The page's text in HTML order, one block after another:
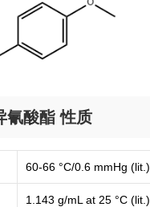
氰酸酯 性质
60-66 °C/0.6 mmHg (lit.)
1.143 g/mL at 25 °C (lit.)